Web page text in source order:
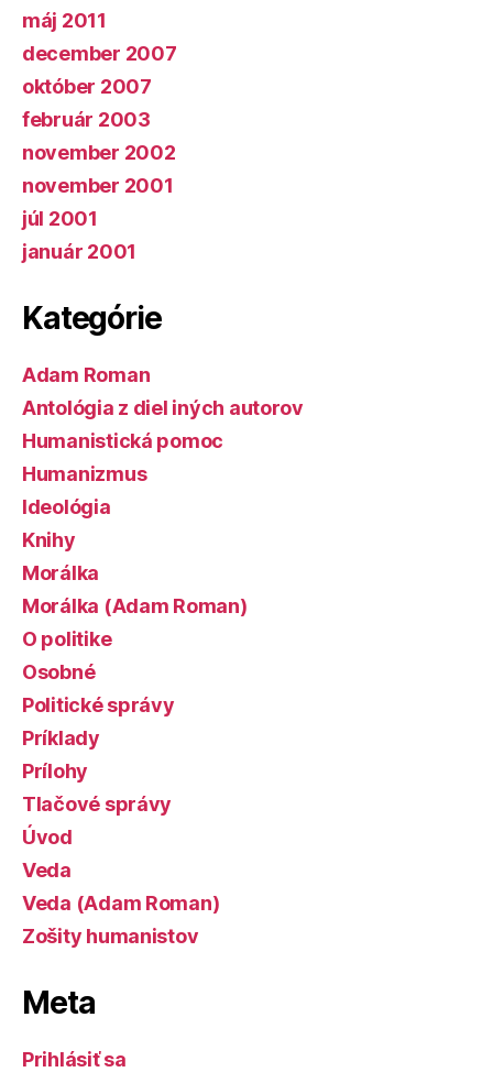
máj 2011
december 2007
október 2007
február 2003
november 2002
november 2001
júl 2001
január 2001
Kategórie
Adam Roman
Antológia z diel iných autorov
Humanistická pomoc
Humanizmus
Ideológia
Knihy
Morálka
Morálka (Adam Roman)
O politike
Osobné
Politické správy
Príklady
Prílohy
Tlačové správy
Úvod
Veda
Veda (Adam Roman)
Zošity humanistov
Meta
Prihlásiť sa